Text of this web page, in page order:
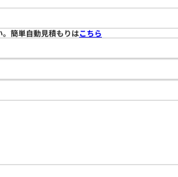
簡単自動見積もりはこちら